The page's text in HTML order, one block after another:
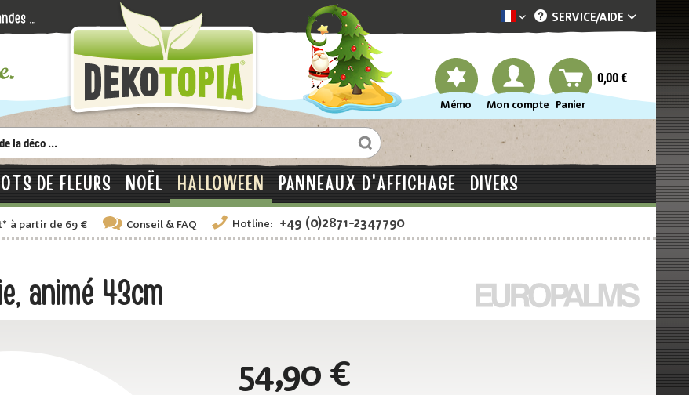
Dekotopia französisch
SERVICE/AIDE
Mémo Mon compte Panier
0,00 €
DE FLEURS NOËL HALLOWEEN PANNEAUX D'AFFICHAGE DIVERS
* à partir de 69 € Conseil& FAQ Hotline: +49 (0)2871-2347790
animé 43cm
54,90 €